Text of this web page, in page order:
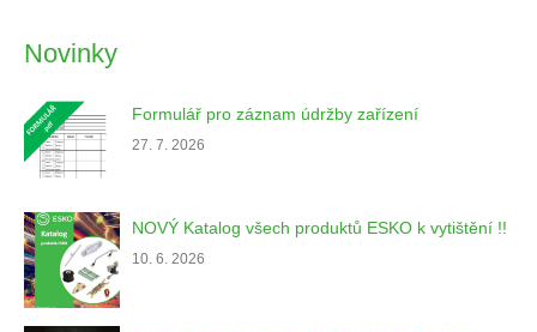
Novinky
Formulář pro záznam údržby zařízení
27. 7. 2026
NOVÝ Katalog všech produktů ESKO k vytištění !!
10. 6. 2026